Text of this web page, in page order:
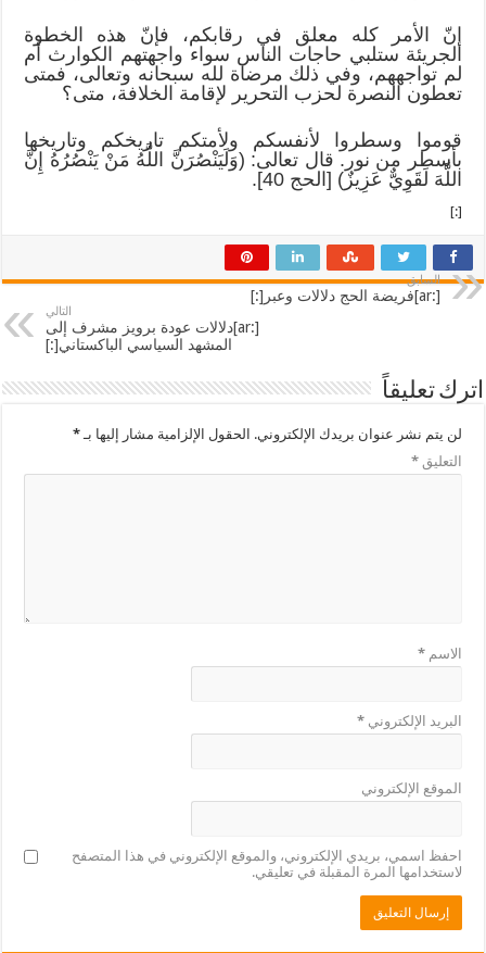
إنّ الأمر كله معلق في رقابكم، فإنّ هذه الخطوة
الجريئة ستلبي حاجات الناس سواء واجهتهم الكوارث أم
لم تواجههم، وفي ذلك مرضاة لله سبحانه وتعالى، فمتى
تعطون النصرة لحزب التحرير لإقامة الخلافة، متى؟
قوموا وسطروا لأنفسكم ولأمتكم تاريخكم وتاريخها
بأسطر من نور. قال تعالى: (وَلَيَنْصُرَنَّ اللَّهُ مَنْ يَنْصُرُهُ إِنَّ
اللَّهَ لَقَوِيٌّ عَزِيزٌ) [الحج 40].
[:]
السابق
[:ar]فريضة الحج دلالات وعبر[:]
التالي
[:ar]دلالات عودة برويز مشرف إلى
المشهد السياسي الباكستاني[:]
اترك تعليقاً
لن يتم نشر عنوان بريدك الإلكتروني. الحقول الإلزامية مشار إليها بـ*
التعليق*
الاسم*
البريد الإلكتروني*
الموقع الإلكتروني
احفظ اسمي، بريدي الإلكتروني، والموقع الإلكتروني في هذا المتصفح
لاستخدامها المرة المقبلة في تعليقي.